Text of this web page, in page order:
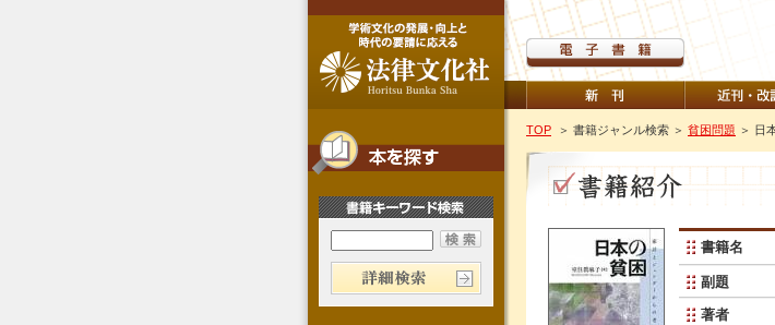
TOP ＞ 書籍ジャンル検索 ＞ 貧困問題 ＞ 日
書籍名
副題
著者